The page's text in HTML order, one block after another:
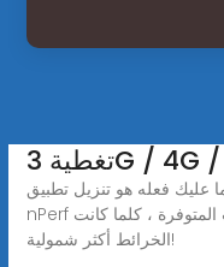
عليك فعله هو تنزيل تطبيق
nPerf على هاتفك الذكي. كلما زادت البيانات المتوفرة ، كلما كانت
الخرائط أكثر شمولية!